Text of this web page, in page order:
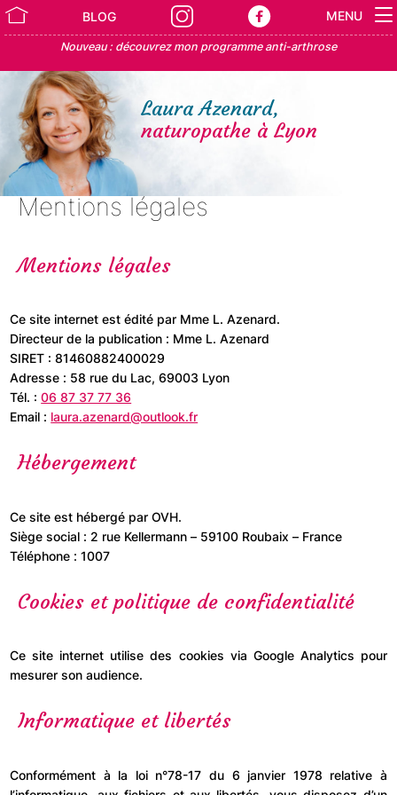
Nouveau : découvrez mon programme anti-arthrose
BLOG MENU
Laura Azenard,
naturopathe à Lyon
Mentions légales
Mentions légales
Ce site internet est édité par Mme L. Azenard.
Directeur de la publication : Mme L. Azenard
SIRET : 81460882400029
Adresse : 58 rue du Lac, 69003 Lyon
Tél. :06 87 37 77 36
Email : laura.azenard@outlook.fr
Hébergement
Ce site est hébergé par OVH.
Siège social : 2 rue Kellermann – 59100 Roubaix – France
Téléphone : 1007
Cookies et politique de confidentialité
Ce site internet utilise des cookies via Google Analytics pour
mesurer son audience.
Informatique et libertés
Conformément à la loi n°78-17 du 6 janvier 1978 relative à